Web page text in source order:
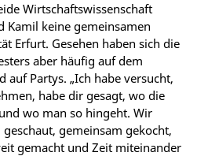
Wirtschaftswissenschaft
Kamil keine gemeinsamen
Erfurt. Gesehen haben sich die
aber häufig auf dem
auf Partys. „Ich habe versucht,
habe dir gesagt, wo die
wo man so hingeht. Wir
gemeinsam gekocht,
gemacht und Zeit miteinander